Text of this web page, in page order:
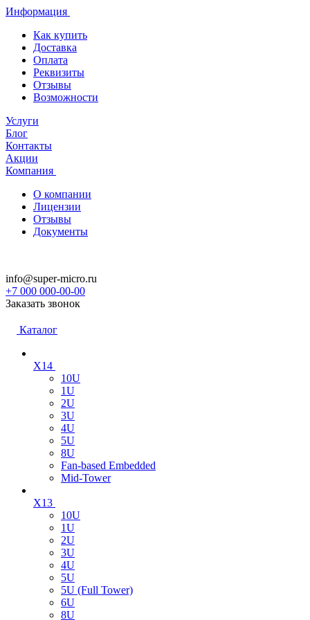
Информация
Как купить
Доставка
Оплата
Реквизиты
Отзывы
Возможности
Услуги
Блог
Контакты
Акции
Компания
О компании
Лицензии
Отзывы
Документы
info@super-micro.ru
+7 000 000-00-00
Заказать звонок
Каталог
X14
10U
1U
2U
3U
4U
5U
8U
Fan-based Embedded
Mid-Tower
X13
10U
1U
2U
3U
4U
5U
5U (Full Tower)
6U
8U